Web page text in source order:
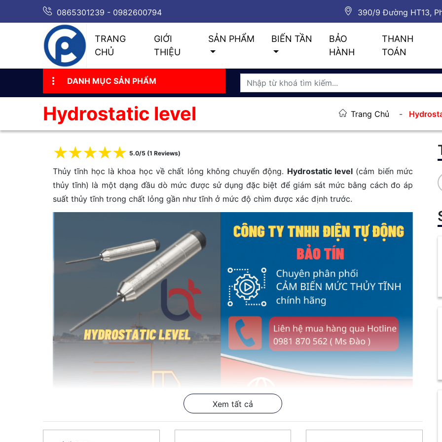
0865301239 - 0982600794 390/9 Đường HT13,
TRANG
CHỦ
GIỚI
THIỆU
SẢN PHẨM BIẾN TẦN
BẢO
HÀNH
THANH
TOÁN
DANH MỤC SẢN PHẨM
Hydrostatic level Trang Chủ
☆
☆
☆
☆
☆ 5.0/5 (1 Reviews)
Thủy tĩnh học là khoa học về chất lỏng không chuyển động. Hydrostatic level (cảm biến mức
thủy tĩnh) là một dạng đầu dò mức được sử dụng đặc biệt để giám sát mức bằng cách đo áp
suất thủy tĩnh trong chất lỏng gần như tĩnh ở mức độ chìm được xác định trước.
Hydrostatic level là gì?
Xem tất cả